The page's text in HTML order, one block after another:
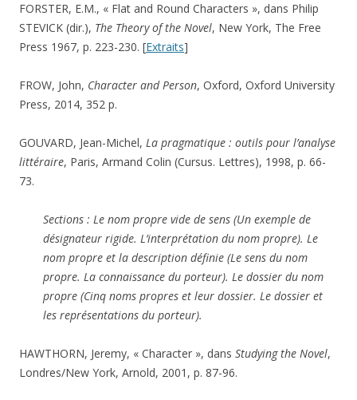
FORSTER, E.M., « Flat and Round Characters », dans Philip
STEVICK (dir.), The Theory of the Novel, New York, The Free
Press 1967, p. 223-230. [Extraits]
FROW, John, Character and Person, Oxford, Oxford University
Press, 2014, 352 p.
GOUVARD, Jean-Michel, La pragmatique : outils pour l’analyse
littéraire, Paris, Armand Colin (Cursus. Lettres), 1998, p. 66-
73.
Sections : Le nom propre vide de sens (Un exemple de
désignateur rigide. L’interprétation du nom propre). Le
nom propre et la description définie (Le sens du nom
propre. La connaissance du porteur). Le dossier du nom
propre (Cinq noms propres et leur dossier. Le dossier et
les représentations du porteur).
HAWTHORN, Jeremy, « Character », dans Studying the Novel,
Londres/New York, Arnold, 2001, p. 87-96.